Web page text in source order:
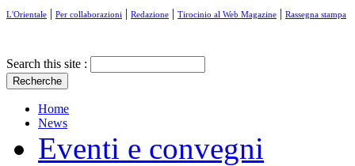
L'Orientale | Per collaborazioni | Redazione | Tirocinio al Web Magazine | Rassegna stampa
Search this site :
Home
News
Eventi e convegni